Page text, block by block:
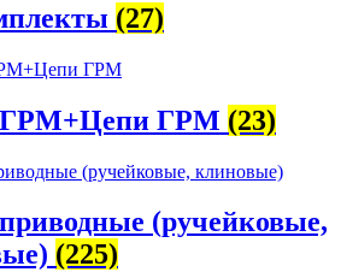
(27)
ГРМ+Цепи ГРМ (23)
(ручейковые,
(225)